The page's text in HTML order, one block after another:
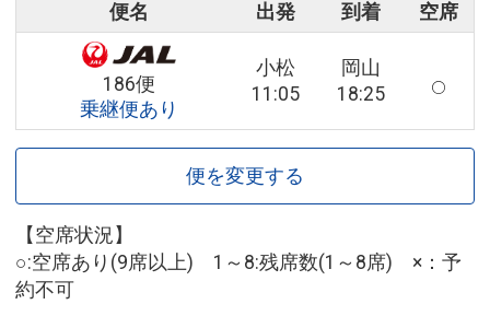
便名 出発 到着 空席
186便
乗継便あり
小松
11:05
岡山
18:25
便を変更する
【空席状況】
○:空席あり(9席以上) 1～8:残席数(1～8席) ×：予
約不可